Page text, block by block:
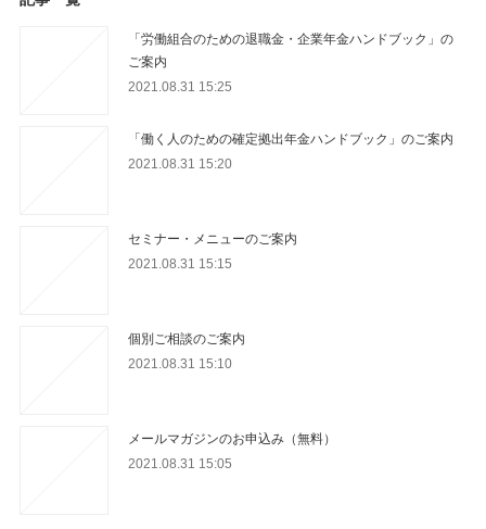
「労働組合のための退職金・企業年金ハンドブック」の
ご案内
2021.08.31 15:25
「働く人のための確定拠出年金ハンドブック」のご案内
2021.08.31 15:20
セミナー・メニューのご案内
2021.08.31 15:15
個別ご相談のご案内
2021.08.31 15:10
メールマガジンのお申込み（無料）
2021.08.31 15:05